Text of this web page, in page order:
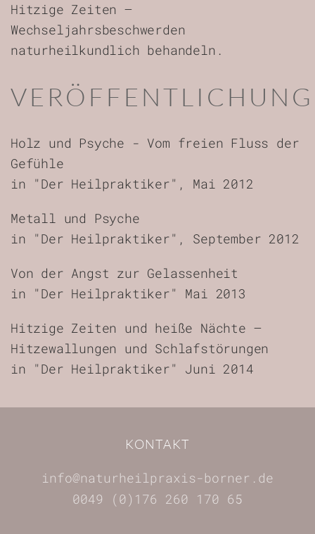
Hitzige Zeiten –
Wechseljahrsbeschwerden
naturheilkundlich behandeln.
Holz und Psyche - Vom freien Fluss der
Gefühle
in "Der Heilpraktiker", Mai 2012
Metall und Psyche
in "Der Heilpraktiker", September 2012
Von der Angst zur Gelassenheit
in "Der Heilpraktiker" Mai 2013
Hitzige Zeiten und heiße Nächte –
Hitzewallungen und Schlafstörungen
in "Der Heilpraktiker" Juni 2014
KONTAKT
info@naturheilpraxis-borner.de
0049 (0)176 260 170 65